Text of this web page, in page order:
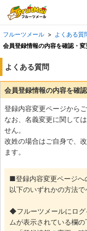
フルーツメール > よくある質
会員登録情報の内容を確認・
よくある質問
会員登録情報の内容を確
登録内容変更ページから
なお、名義変更に関して
せん。
改姓の場合はご自身で、
ます。
■登録内容変更ページ
以下のいずれかの方法で
◆フルーツメールにログ
ムが表示されている欄の